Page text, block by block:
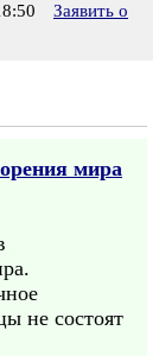
Заявить о
мира
не состоят